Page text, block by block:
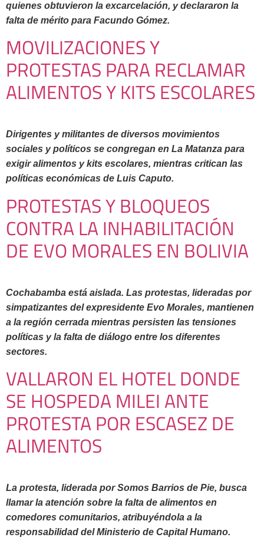
quienes obtuvieron la excarcelación, y declararon la
falta de mérito para Facundo Gómez.
MOVILIZACIONES Y
PROTESTAS PARA RECLAMAR
ALIMENTOS Y KITS ESCOLARES
Dirigentes y militantes de diversos movimientos
sociales y políticos se congregan en La Matanza para
exigir alimentos y kits escolares, mientras critican las
políticas económicas de Luis Caputo.
PROTESTAS Y BLOQUEOS
CONTRA LA INHABILITACIÓN
DE EVO MORALES EN BOLIVIA
Cochabamba está aislada. Las protestas, lideradas por
simpatizantes del expresidente Evo Morales, mantienen
a la región cerrada mientras persisten las tensiones
políticas y la falta de diálogo entre los diferentes
sectores.
VALLARON EL HOTEL DONDE
SE HOSPEDA MILEI ANTE
PROTESTA POR ESCASEZ DE
ALIMENTOS
La protesta, liderada por Somos Barrios de Pie, busca
llamar la atención sobre la falta de alimentos en
comedores comunitarios, atribuyéndola a la
responsabilidad del Ministerio de Capital Humano.